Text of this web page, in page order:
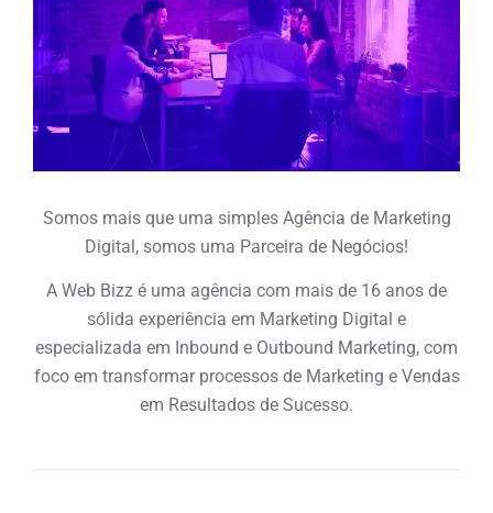
Somos mais que uma simples Agência de Marketing
Digital, somos uma Parceira de Negócios!
A Web Bizz é uma agência com mais de 16 anos de
sólida experiência em Marketing Digital e
especializada em Inbound e Outbound Marketing, com
foco em transformar processos de Marketing e Vendas
em Resultados de Sucesso.